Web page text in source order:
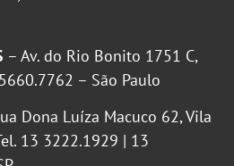
– Av. do Rio Bonito 1751 C,
– São Paulo
Dona Luíza Macuco 62, Vila
13 3222.1929 | 13